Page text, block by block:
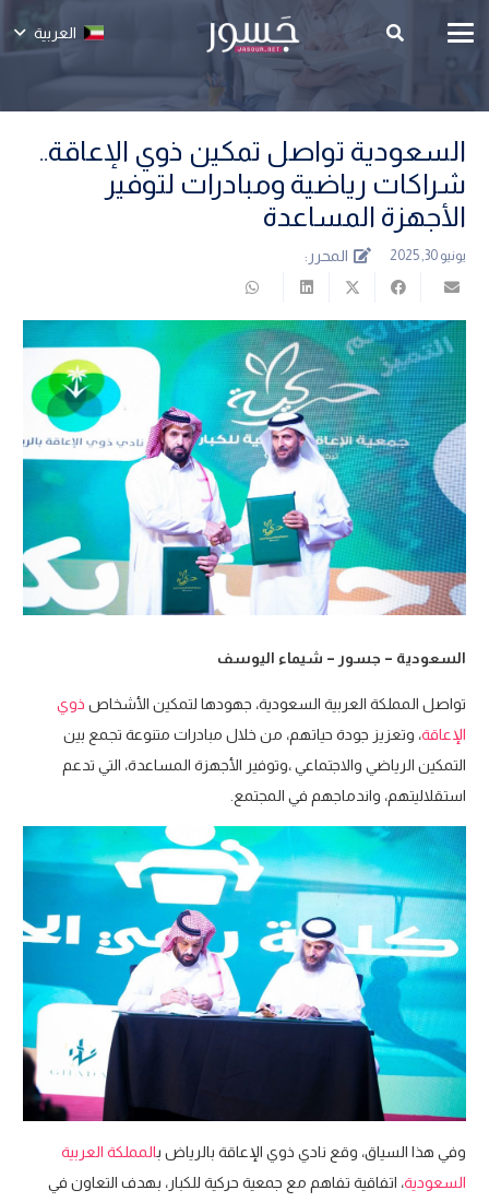
العربية
السعودية تواصل تمكين ذوي الإعاقة..
شراكات رياضية ومبادرات لتوفير
الأجهزة المساعدة
يونيو 30, 2025 المحرر:
السعودية – جسور – شيماء اليوسف
تواصل المملكة العربية السعودية، جهودها لتمكين الأشخاص ذوي
الإعاقة، وتعزيز جودة حياتهم، من خلال مبادرات متنوعة تجمع بين
التمكين الرياضي والاجتماعي ،وتوفير الأجهزة المساعدة، التي تدعم
استقلاليتهم، واندماجهم في المجتمع.
وفي هذا السياق، وقع نادي ذوي الإعاقة بالرياض بالمملكة العربية
السعودية، اتفاقية تفاهم مع جمعية حركية للكبار، بهدف التعاون في